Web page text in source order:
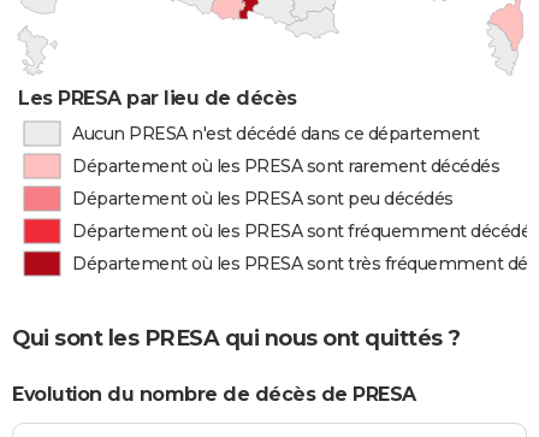
Les PRESA par lieu de décès
Aucun PRESA n'est décédé dans ce département
Département où les PRESA sont rarement décédés
Département où les PRESA sont peu décédés
Département où les PRESA sont fréquemment décédés
Département où les PRESA sont très fréquemment
Qui sont les PRESA qui nous ont quittés ?
Evolution du nombre de décès de PRESA